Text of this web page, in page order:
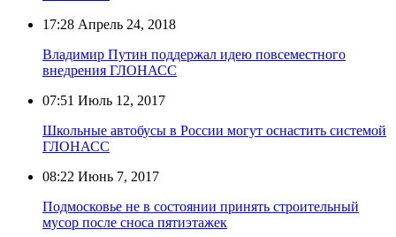
17:28 Апрель 24, 2018
Владимир Путин поддержал идею повсеместного
внедрения ГЛОНАСС
07:51 Июль 12, 2017
Школьные автобусы в России могут оснастить системой
ГЛОНАСС
08:22 Июнь 7, 2017
Подмосковье не в состоянии принять строительный
мусор после сноса пятиэтажек